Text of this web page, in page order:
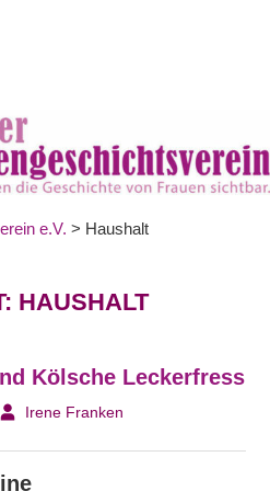
e.V. > Haushalt
HAUSHALT
Kölsche Leckerfress
Irene Franken